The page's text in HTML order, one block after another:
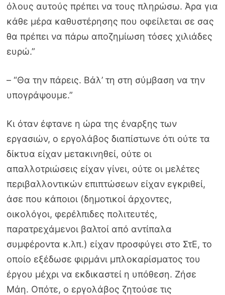
όλους αυτούς πρέπει να τους πληρώσω. Άρα για
κάθε μέρα καθυστέρησης που οφείλεται σε σας
θα πρέπει να πάρω αποζημίωση τόσες χιλιάδες
ευρώ.”
– “Θα την πάρεις. Βάλ’ τη στη σύμβαση να την
υπογράψουμε.”
Κι όταν έφτανε η ώρα της έναρξης των
εργασιών, ο εργολάβος διαπίστωνε ότι ούτε τα
δίκτυα είχαν μετακινηθεί, ούτε οι
απαλλοτριώσεις είχαν γίνει, ούτε οι μελέτες
περιβαλλοντικών επιπτώσεων είχαν εγκριθεί,
άσε που κάποιοι (δημοτικοί άρχοντες,
οικολόγοι, φερέλπιδες πολιτευτές,
παρατρεχάμενοι βαλτοί από αντίπαλα
συμφέροντα κ.λπ.) είχαν προσφύγει στο ΣτΕ, το
οποίο εξέδωσε φιρμάνι μπλοκαρίσματος του
έργου μέχρι να εκδικαστεί η υπόθεση. Ζήσε
Μάη. Οπότε, ο εργολάβος ζητούσε τις